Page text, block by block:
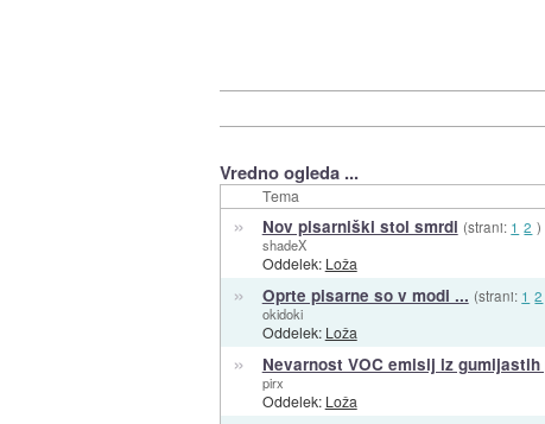
Vredno ogleda ...
Tema
» Nov pisarniški stol smrdi (strani: 1 2 )
shadeX
Oddelek: Loža
» Oprte pisarne so v modi ... (strani: 1 2
okidoki
Oddelek: Loža
» Nevarnost VOC emisij iz gumijastih
pirx
Oddelek: Loža